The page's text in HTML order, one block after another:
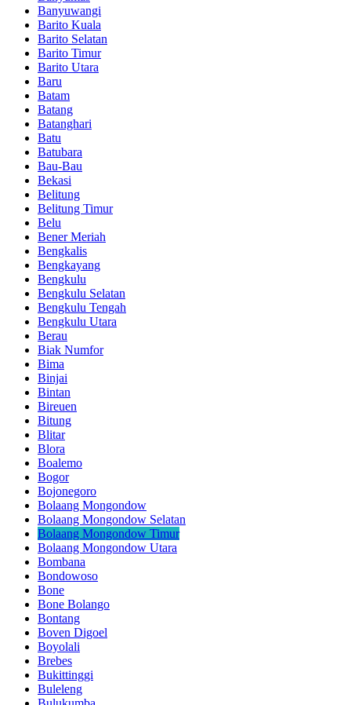
Banyuwangi
Barito Kuala
Barito Selatan
Barito Timur
Barito Utara
Baru
Batam
Batang
Batanghari
Batu
Batubara
Bau-Bau
Bekasi
Belitung
Belitung Timur
Belu
Bener Meriah
Bengkalis
Bengkayang
Bengkulu
Bengkulu Selatan
Bengkulu Tengah
Bengkulu Utara
Berau
Biak Numfor
Bima
Binjai
Bintan
Bireuen
Bitung
Blitar
Blora
Boalemo
Bogor
Bojonegoro
Bolaang Mongondow
Bolaang Mongondow Selatan
Bolaang Mongondow Timur
Bolaang Mongondow Utara
Bombana
Bondowoso
Bone
Bone Bolango
Bontang
Boven Digoel
Boyolali
Brebes
Bukittinggi
Buleleng